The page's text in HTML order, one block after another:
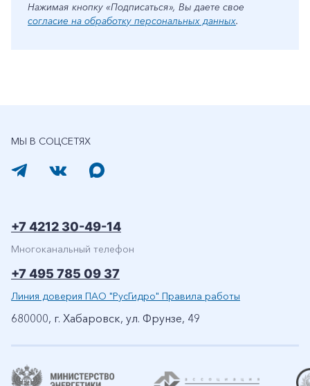
Нажимая кнопку «Подписаться», Вы даете свое
согласие на обработку персональных данных.
МЫ В СОЦСЕТЯХ
+7 4212 30-49-14
Многоканальный телефон
+7 495 785 09 37
Линия доверия ПАО "РусГидро" Правила работы
680000, г. Хабаровск, ул. Фрунзе, 49